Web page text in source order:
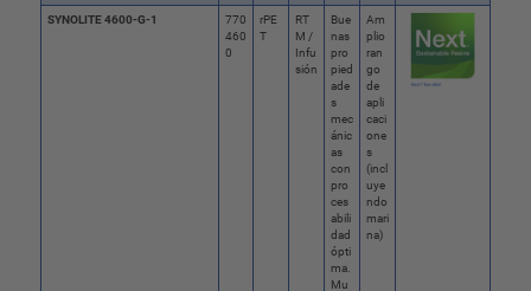
SYNOLITE 4600-G-1
770
460
0
rPE
T
RT
M /
Infu
sión
Bue
nas
pro
pied
ade
s
mec
ánic
as
con
pro
ces
abili
dad
ópti
ma.
Mu
Am
plio
ran
go
de
apli
caci
one
s
(incl
uye
ndo
mari
na)